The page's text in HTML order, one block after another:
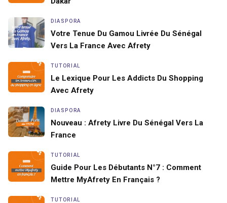
DIASPORA
Votre Tenue Du Gamou Livrée Du Sénégal
Vers La France Avec Afrety
TUTORIAL
Le Lexique Pour Les Addicts Du Shopping
Avec Afrety
DIASPORA
Nouveau : Afrety Livre Du Sénégal Vers La
France
TUTORIAL
Guide Pour Les Débutants N°7 : Comment
Mettre MyAfrety En Français ?
TUTORIAL